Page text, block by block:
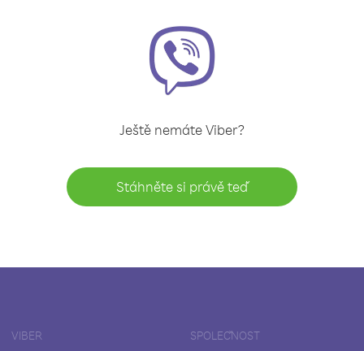
Ještě nemáte Viber?
Stáhněte si právě teď
VIBER SPOLEČNOST